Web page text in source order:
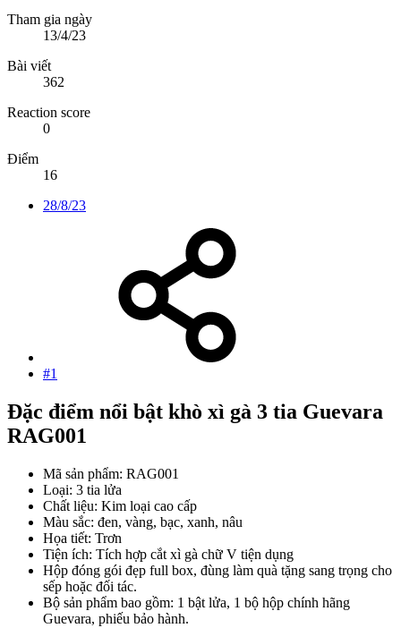
Tham gia ngày
13/4/23
Bài viết
362
Reaction score
0
Điểm
16
28/8/23
#1
Đặc điểm nổi bật khò xì gà 3 tia Guevara
RAG001​
Mã sản phẩm: RAG001
Loại: 3 tia lửa
Chất liệu: Kim loại cao cấp
Màu sắc: đen, vàng, bạc, xanh, nâu
Họa tiết: Trơn
Tiện ích: Tích hợp cắt xì gà chữ V tiện dụng
Hộp đóng gói đẹp full box, đùng làm quà tặng sang trọng cho
sếp hoặc đối tác.
Bộ sản phẩm bao gồm: 1 bật lửa, 1 bộ hộp chính hãng
Guevara, phiếu bảo hành.